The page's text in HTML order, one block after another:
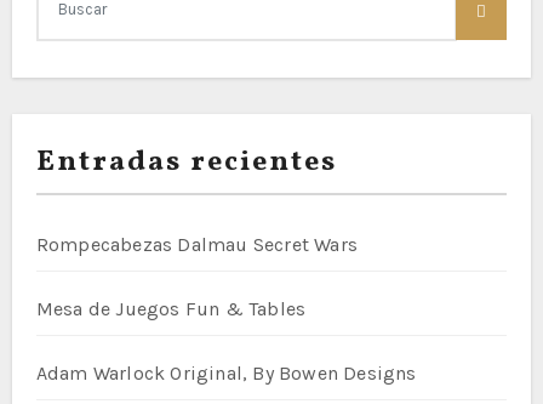
Entradas recientes
Rompecabezas Dalmau Secret Wars
Mesa de Juegos Fun & Tables
Adam Warlock Original, By Bowen Designs